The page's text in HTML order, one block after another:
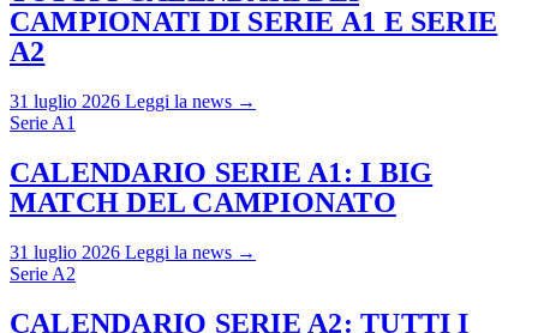
CAMPIONATI DI SERIE A1 E SERIE
A2
31 luglio 2026 Leggi la news →
Serie A1
CALENDARIO SERIE A1: I BIG
MATCH DEL CAMPIONATO
31 luglio 2026 Leggi la news →
Serie A2
CALENDARIO SERIE A2: TUTTI I